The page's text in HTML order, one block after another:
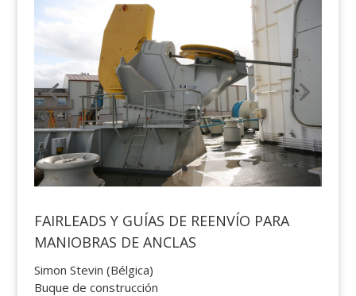
FAIRLEADS Y GUÍAS DE REENVÍO PARA
MANIOBRAS DE ANCLAS
Simon Stevin (Bélgica)
Buque de construcción